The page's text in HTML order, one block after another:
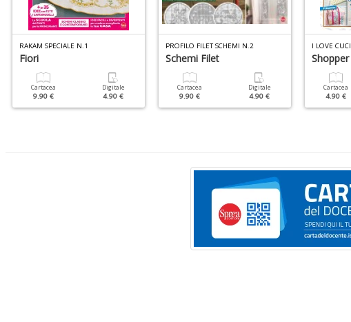
RAKAM SPECIALE N.1
Fiori
Cartacea
9.90 €
Digitale
4.90 €
PROFILO FILET SCHEMI N.2
Schemi Filet
Cartacea
9.90 €
Digitale
4.90 €
I LOVE
Shopper
Cartacea
4.90 €